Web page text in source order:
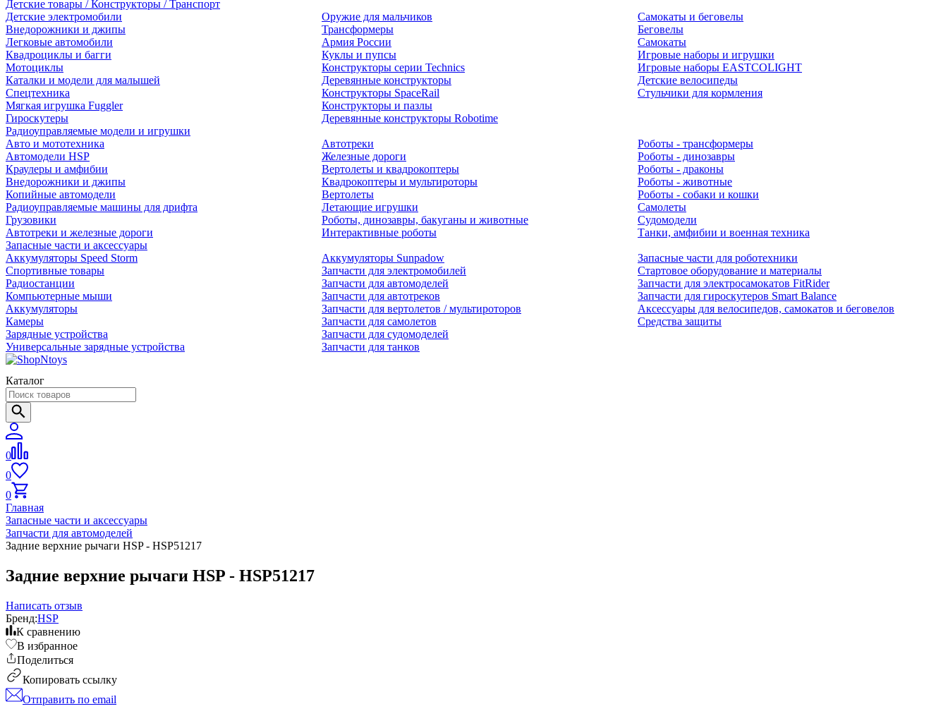
Детские товары / Конструкторы / Транспорт
Детские электромобили
Внедорожники и джипы
Легковые автомобили
Квадроциклы и багги
Мотоциклы
Каталки и модели для малышей
Спецтехника
Мягкая игрушка Fuggler
Гироскутеры
Оружие для мальчиков
Трансформеры
Армия России
Куклы и пупсы
Конструкторы серии Technics
Деревянные конструкторы
Конструкторы SpaceRail
Конструкторы и пазлы
Деревянные конструкторы Robotime
Самокаты и беговелы
Беговелы
Самокаты
Игровые наборы и игрушки
Игровые наборы EASTCOLIGHT
Детские велосипеды
Стульчики для кормления
Радиоуправляемые модели и игрушки
Авто и мототехника
Автомодели HSP
Краулеры и амфибии
Внедорожники и джипы
Копийные автомодели
Радиоуправляемые машины для дрифта
Грузовики
Автотреки и железные дороги
Автотреки
Железные дороги
Вертолеты и квадрокоптеры
Квадрокоптеры и мультироторы
Вертолеты
Летающие игрушки
Роботы, динозавры, бакуганы и животные
Интерактивные роботы
Роботы - трансформеры
Роботы - динозавры
Роботы - драконы
Роботы - животные
Роботы - собаки и кошки
Самолеты
Судомодели
Танки, амфибии и военная техника
Запасные части и аксессуары
Аккумуляторы Speed Storm
Спортивные товары
Радиостанции
Компьютерные мыши
Аккумуляторы
Камеры
Зарядные устройства
Универсальные зарядные устройства
Аккумуляторы Sunpadow
Запчасти для электромобилей
Запчасти для автомоделей
Запчасти для автотреков
Запчасти для вертолетов / мультироторов
Запчасти для самолетов
Запчасти для судомоделей
Запчасти для танков
Запасные части для роботехники
Стартовое оборудование и материалы
Запчасти для электросамокатов FitRider
Запчасти для гироскутеров Smart Balance
Аксессуары для велосипедов, самокатов и беговелов
Средства защиты
Каталог
0
0
0
Главная
Запасные части и аксессуары
Запчасти для автомоделей
Задние верхние рычаги HSP - HSP51217
Задние верхние рычаги HSP - HSP51217
Написать отзыв
Бренд:HSP
К сравнению
В избранное
Поделиться
Копировать ссылку
Отправить по email